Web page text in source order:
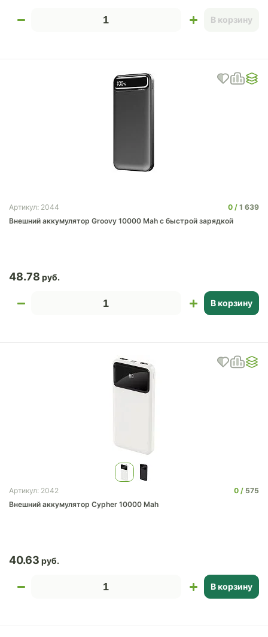
В корзину
Артикул: 2044 0
1 639
Внешний аккумулятор Groovy 10000 Mah с быстрой зарядкой
48.78
В корзину
Артикул: 2042 0
575
Внешний аккумулятор Cypher 10000 Mah
40.63
В корзину